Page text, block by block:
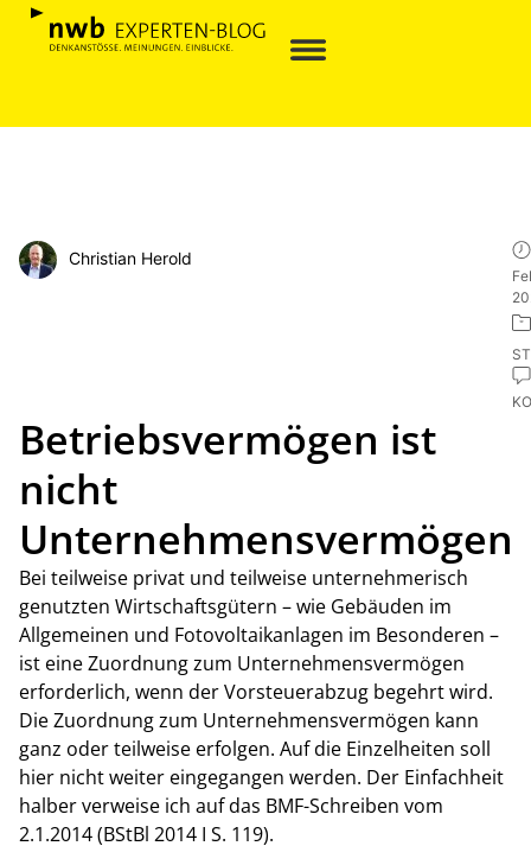
Christian Herold
Betriebsvermögen ist
nicht
Unternehmensvermögen
Bei teilweise privat und teilweise unternehmerisch
genutzten Wirtschaftsgütern – wie Gebäuden im
Allgemeinen und Fotovoltaikanlagen im Besonderen –
ist eine Zuordnung zum Unternehmensvermögen
erforderlich, wenn der Vorsteuerabzug begehrt wird.
Die Zuordnung zum Unternehmensvermögen kann
ganz oder teilweise erfolgen. Auf die Einzelheiten soll
hier nicht weiter eingegangen werden. Der Einfachheit
halber verweise ich auf das BMF-Schreiben vom
2.1.2014 (BStBl 2014 I S. 119).